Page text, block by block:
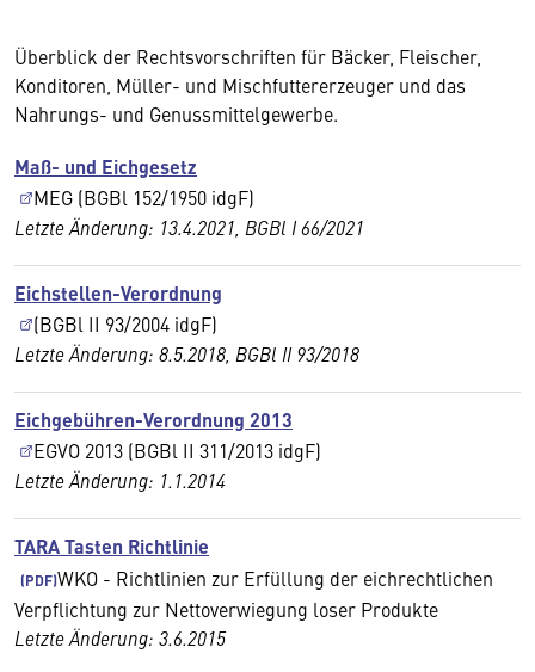
Überblick der Rechtsvorschriften für Bäcker, Fleischer,
Konditoren, Müller- und Mischfuttererzeuger und das
Nahrungs- und Genussmittelgewerbe.
Maß- und Eichgesetz
MEG (BGBl 152/1950 idgF)
Letzte Änderung: 13.4.2021, BGBl I 66/2021
Eichstellen-Verordnung
(BGBl II 93/2004 idgF)
Letzte Änderung: 8.5.2018, BGBl II 93/2018
Eichgebühren-Verordnung 2013
EGVO 2013 (BGBl II 311/2013 idgF)
Letzte Änderung: 1.1.2014
TARA Tasten Richtlinie
WKO - Richtlinien zur Erfüllung der eichrechtlichen
Verpflichtung zur Nettoverwiegung loser Produkte
Letzte Änderung: 3.6.2015